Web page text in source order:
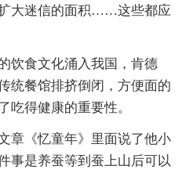
大迷信的面积……这些都应
饮食文化涌入我国，肯德
统餐馆排挤倒闭，方便面的
吃得健康的重要性。
章《忆童年》里面说了他小
事是养蚕等到蚕上山后可以